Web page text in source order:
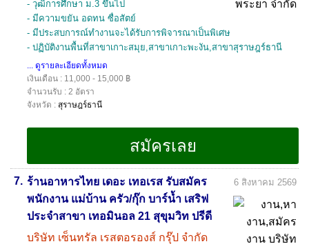
- วุฒิการศึกษา ม.3 ขึ้นไป
- มีความขยัน อดทน ซื่อสัตย์
- มีประสบการณ์ทำงานจะได้รับการพิจารณาเป็นพิเศษ
- ปฏิบัติงานพื้นที่สาขาเกาะสมุย,สาขาเกาะพะงัน,สาขาสุราษฎร์ธานี
... ดูรายละเอียดทั้งหมด
เงินเดือน : 11,000 - 15,000 ฿
จำนวนรับ : 2 อัตรา
จังหวัด : สุราษฎร์ธานี
7. ร้านอาหารไทย เดอะ เทอเรส รับสมัคร
พนักงาน แม่บ้าน ครัว/กุ๊ก บาร์น้ำ เสริฟ
ประจำสาขา เทอมินอล 21 สุขุมวิท ปรีดี
บริษัท เซ็นทรัล เรสตอรองส์ กรุ๊ป จำกัด
6 สิงหาคม 2569